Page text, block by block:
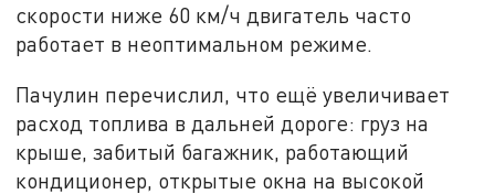
скорости ниже 60 км/ч двигатель часто
работает в неоптимальном режиме.
Пачулин перечислил, что ещё увеличивает
расход топлива в дальней дороге: груз на
крыше, забитый багажник, работающий
кондиционер, открытые окна на высокой